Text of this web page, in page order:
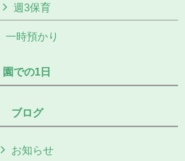
週3保育
一時預かり
園での1日
ブログ
お知らせ